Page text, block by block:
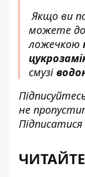
Якщо ви
можете
ложечкою
смузі
не